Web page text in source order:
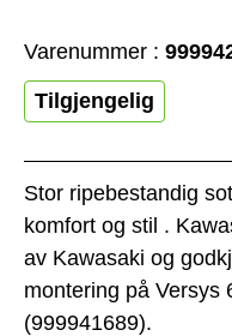
Stor ripebestandig
komfort og stil .
av Kawasaki og
montering på Versys
(999941689).
Varenummer :
Tilgjengelig